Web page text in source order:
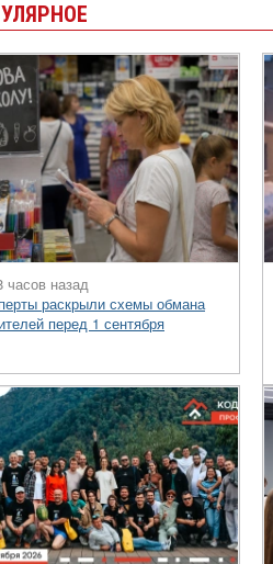
часов назад
раскрыли схемы обмана
перед 1 сентября